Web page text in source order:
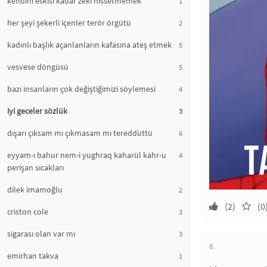
her şeyi şekerli içenler terör örgütü 2
kadınlı başlık açanlanların kafasına ateş etmek 5
vesvese döngüsü 5
bazı insanların çok değiştiğimizi söylemesi 4
iyi geceler sözlük 3
dışarı çıksam mı çıkmasam mı tereddüttü 6
eyyam-ı bahur nem-i yughraq kaharül kahr-u
perişan sıcakları
4
dilek imamoğlu 2
criston cole 3
sigarası olan var mı 3
emirhan takva 1
(2)
6.